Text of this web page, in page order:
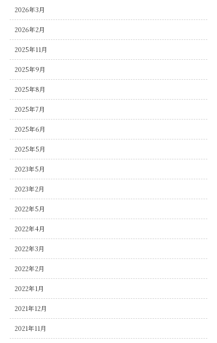
2026年3月
2026年2月
2025年11月
2025年9月
2025年8月
2025年7月
2025年6月
2025年5月
2023年5月
2023年2月
2022年5月
2022年4月
2022年3月
2022年2月
2022年1月
2021年12月
2021年11月